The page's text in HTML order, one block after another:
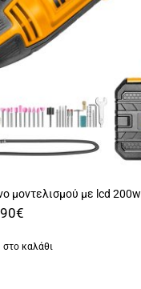
μοντελισμού με lcd 200w
€
καλάθι